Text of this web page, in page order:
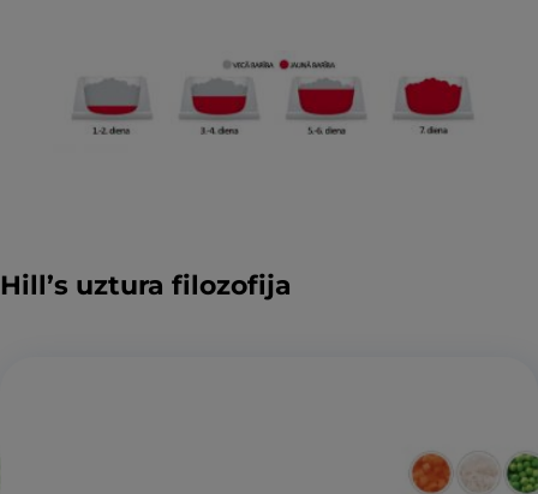
Hill’s uztura filozofija